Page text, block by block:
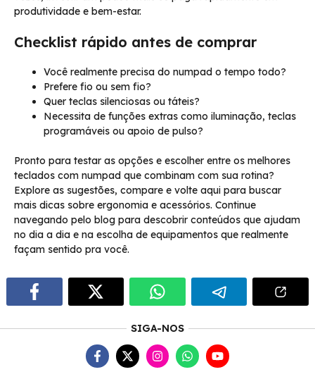
produtividade e bem-estar.
Checklist rápido antes de comprar
Você realmente precisa do numpad o tempo todo?
Prefere fio ou sem fio?
Quer teclas silenciosas ou táteis?
Necessita de funções extras como iluminação, teclas
programáveis ou apoio de pulso?
Pronto para testar as opções e escolher entre os melhores
teclados com numpad que combinam com sua rotina?
Explore as sugestões, compare e volte aqui para buscar
mais dicas sobre ergonomia e acessórios. Continue
navegando pelo blog para descobrir conteúdos que ajudam
no dia a dia e na escolha de equipamentos que realmente
façam sentido pra você.
SIGA-NOS